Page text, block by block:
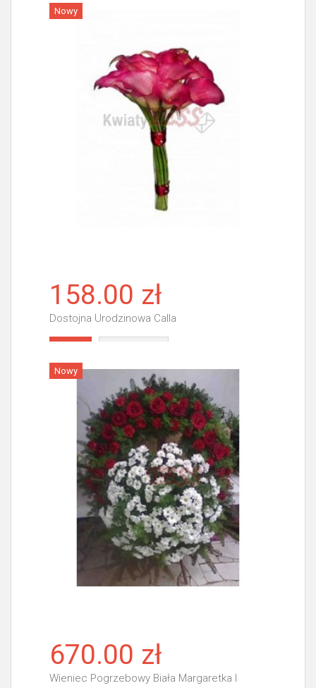
Nowy
158.00 zł
Dostojna Urodzinowa Calla
Nowy
670.00 zł
Wieniec Pogrzebowy Biała Margaretka I